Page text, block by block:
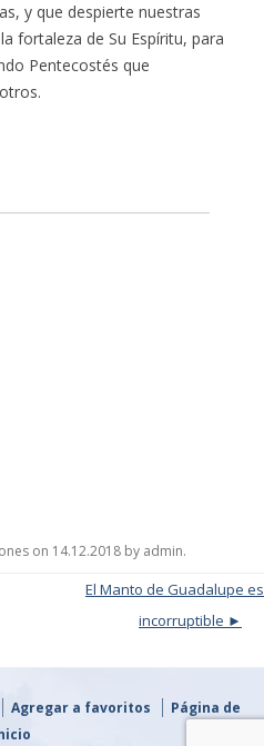
y que despierte nuestras
fortaleza de Su Espíritu, para
Pentecostés que
on 14.12.2018 by admin.
El Manto de Guadalupe es
incorruptible
Agregar a favoritos
Página de